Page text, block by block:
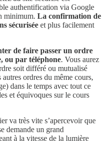
authentification via Google
minimum. La confirmation de
sécurisée et plus facilement
de faire passer un ordre
ou par téléphone. Vous aurez
soit différé ou mutualisé
ordres du même cours,
dans le temps avec tout ce
et équivoques sur le cours
va très vite s’apercevoir que
demande un grand
à la vitesse de la lumière